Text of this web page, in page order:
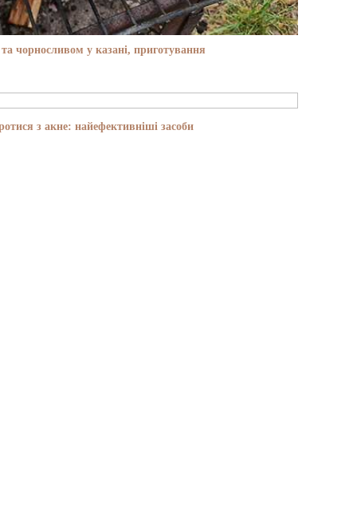
чорносливом у казані, приготування
з акне: найефективніші засоби